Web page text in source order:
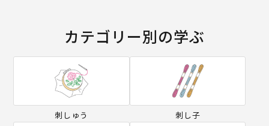
カテゴリー別の学ぶ
刺しゅう 刺し子